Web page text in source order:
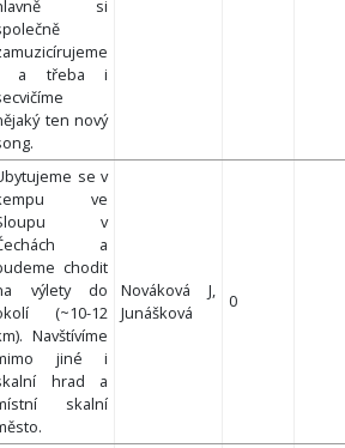
si
a třeba i
ten nový
se v
ve
v
a
chodit
výlety do
(~10-12
Navštívíme
jiné i
hrad a
skalní
Nováková J,
Junášková
0